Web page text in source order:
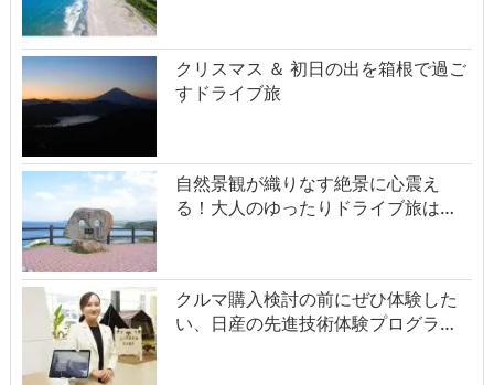
クリスマス ＆ 初日の出を箱根で過ご
すドライブ旅
自然景観が織りなす絶景に心震え
る！大人のゆったりドライブ旅は…
クルマ購入検討の前にぜひ体験した
い、日産の先進技術体験プログラ…